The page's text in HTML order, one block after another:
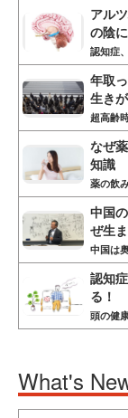
アル
の陰
認知症
年取
生き
超高齢
なぜ
知識
薬の飲
中国
ぜ生
中国は
認知
る！
頭の健
What's